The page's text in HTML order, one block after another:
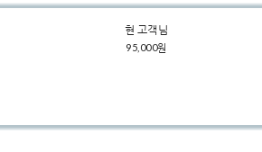
현 고객님
95,000원